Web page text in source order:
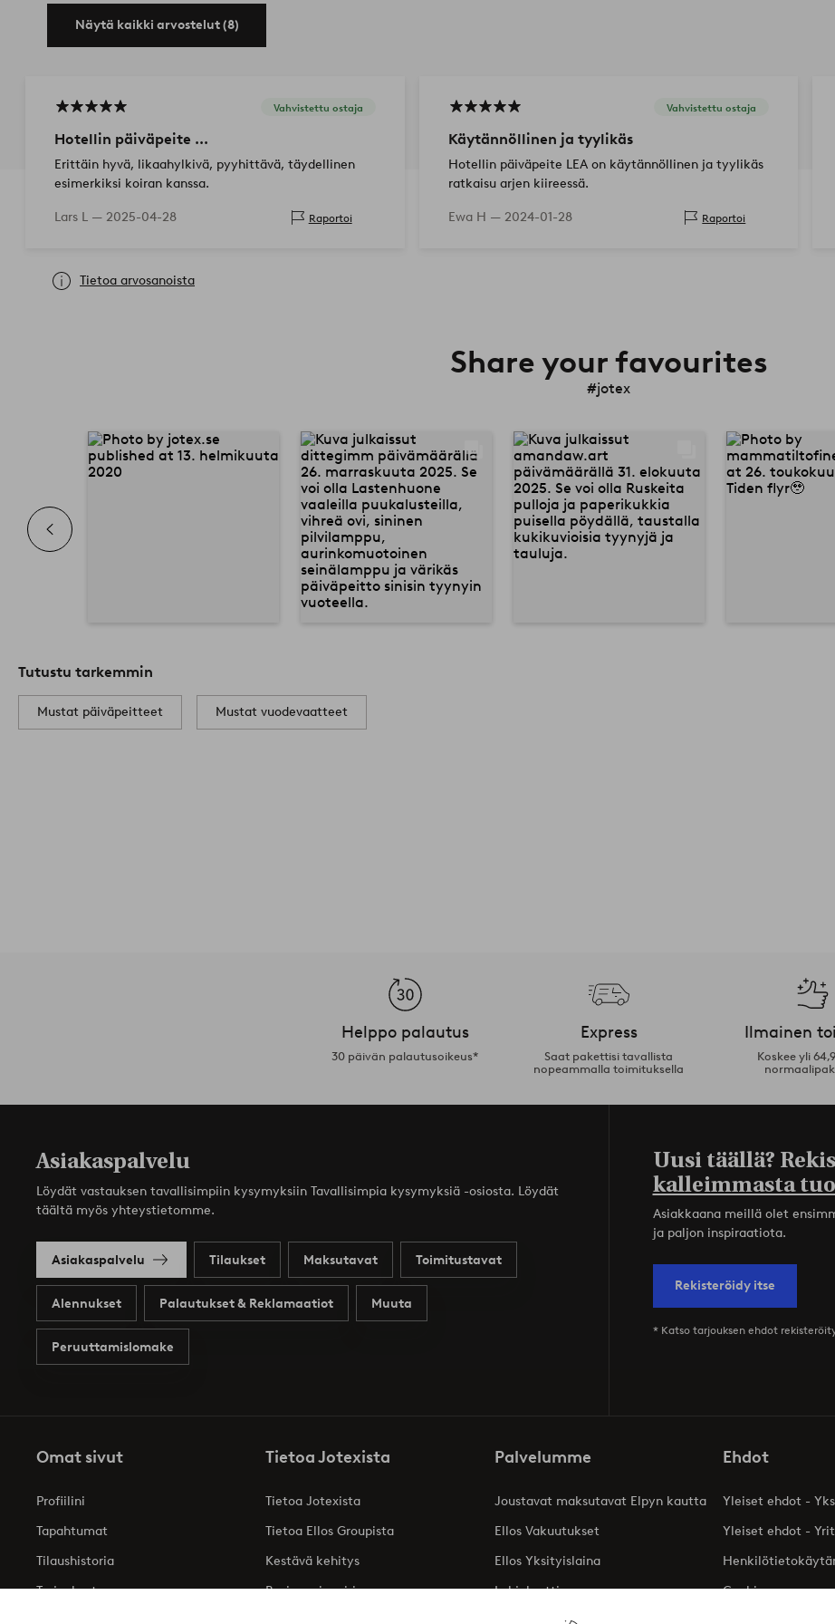
Näytä kaikki arvostelut (8)
Vahvistettu ostaja
Hotellin päiväpeite ...
Erittäin hyvä, likaahylkivä, pyyhittävä, täydellinen
esimerkiksi koiran kanssa.
Lars L — 2025-04-28 Raportoi
Vahvistettu ostaja
Käytännöllinen ja tyylikäs
Hotellin päiväpeite LEA on käytännöllinen ja tyylikäs
ratkaisu arjen kiireessä.
Ewa H — 2024-01-28 Raportoi
Tietoa arvosanoista
Share your favourites
#jotex
Tutustu tarkemmin
Mustat päiväpeitteet Mustat vuodevaatteet
Helppo palautus
30 päivän palautusoikeus*
Express
Saat pakettisi tavallista
nopeammalla toimituksella
Ilmainen
Koskee yli
Asiakaspalvelu
Löydät vastauksen tavallisimpiin kysymyksiin Tavallisimpia kysymyksiä -osiosta. Löydät
täältä myös yhteystietomme.
Asiakaspalvelu Tilaukset Maksutavat Toimitustavat
Alennukset Palautukset & Reklamaatiot Muuta
Peruuttamislomake
Uusi täällä?
kalleimmasta
Asiakkaana meillä olet
ja paljon inspiraatiota.
Rekisteröidy itse
* Katso tarjouksen ehdot
Omat sivut
Profiilini
Tapahtumat
Tilaushistoria
Tarjoukset
Tietoa Jotexista
Tietoa Jotexista
Tietoa Ellos Groupista
Kestävä kehitys
Business inquiries
Palvelumme
Joustavat maksutavat Elpyn kautta
Ellos Vakuutukset
Ellos Yksityislaina
Lahjakortti
Ehdot
Yleiset ehdot -
Yleiset ehdot -
Cookies